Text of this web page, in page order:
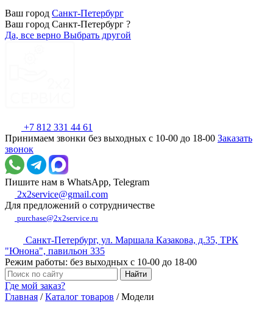
Ваш город Санкт-Петербург
Ваш город Санкт-Петербург ?
Да, все верно Выбрать другой
+7 812 331 44 61
Принимаем звонки без выходных с 10-00 до 18-00 Заказать
звонок
Пишите нам в WhatsApp, Telegram
2x2service@gmail.com
Для предложений о сотрудничестве
purchase@2x2service.ru
Санкт-Петербург, ул. Маршала Казакова, д.35, ТРК
"Юнона", павильон 335
Режим работы: без выходных с 10-00 до 18-00
Где мой заказ?
Главная /Каталог товаров /Модели